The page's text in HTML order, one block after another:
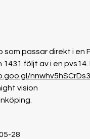
som passar direkt i en
1431 följt av i en
vision
28